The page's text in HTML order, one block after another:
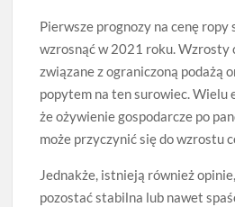
Pierwsze prognozy na cenę ropy
wzrosnąć w 2021 roku. Wzrosty
związane z ograniczoną podażą
popytem na ten surowiec. Wielu
że ożywienie gospodarcze po
może przyczynić się do wzrostu
Jednakże, istnieją również
pozostać stabilna lub nawet